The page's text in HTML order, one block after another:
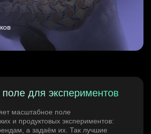
для экспериментов
масштабное поле
и продуктовых экспериментов:
а задаём их. Так лучшие